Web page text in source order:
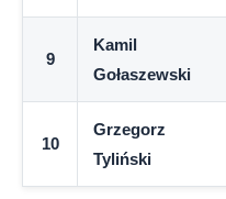
9
Kamil
Gołaszewski
10
Grzegorz
Tyliński